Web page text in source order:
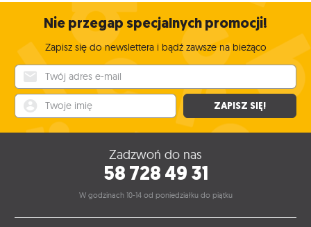
Nie przegap specjalnych promocji!
Zapisz się do newslettera i bądź zawsze na bieżąco
ZAPISZ SIĘ!
Zadzwoń do nas
58 728 49 31
W godzinach 10-14 od poniedziałku do piątku